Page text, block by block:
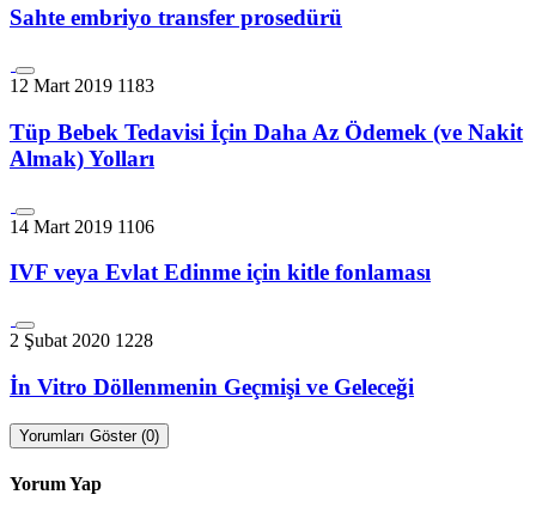
Sahte embriyo transfer prosedürü
12 Mart 2019 1183
Tüp Bebek Tedavisi İçin Daha Az Ödemek (ve Nakit
Almak) Yolları
14 Mart 2019 1106
IVF veya Evlat Edinme için kitle fonlaması
2 Şubat 2020 1228
İn Vitro Döllenmenin Geçmişi ve Geleceği
Yorumları Göster (0)
Yorum Yap